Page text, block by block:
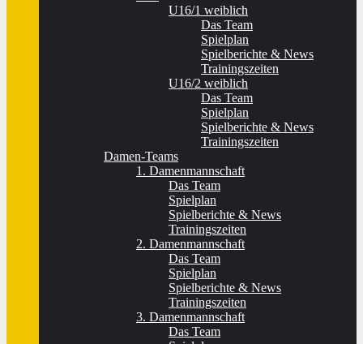
U16/1 weiblich
Das Team
Spielplan
Spielberichte & News
Trainingszeiten
U16/2 weiblich
Das Team
Spielplan
Spielberichte & News
Trainingszeiten
Damen-Teams
1. Damenmannschaft
Das Team
Spielplan
Spielberichte & News
Trainingszeiten
2. Damenmannschaft
Das Team
Spielplan
Spielberichte & News
Trainingszeiten
3. Damenmannschaft
Das Team